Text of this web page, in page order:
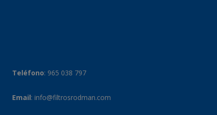
Teléfono: 965 038 797
Email: info@filtrosrodman.com